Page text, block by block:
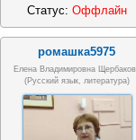
Статус: Оффлайн
ромашка5975
Елена Владимировна
(русский язык, литература)